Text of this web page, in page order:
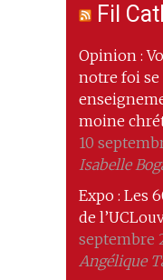
Fil
Opinion :
notre foi
moine
10
Isabelle
Expo : Les
de
septembre
Angélique